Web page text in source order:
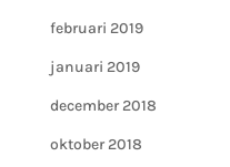
februari 2019
januari 2019
december 2018
oktober 2018